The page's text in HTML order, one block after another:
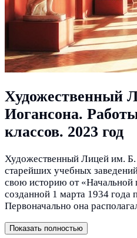
Художественный
Иогансона.
классов. 2023 год
Художественный Лицей им.
старейших учебных
свою историю от «Начальной
созданной 1 марта 1934
Первоначально она
стала называться «Школой
Показать полностью